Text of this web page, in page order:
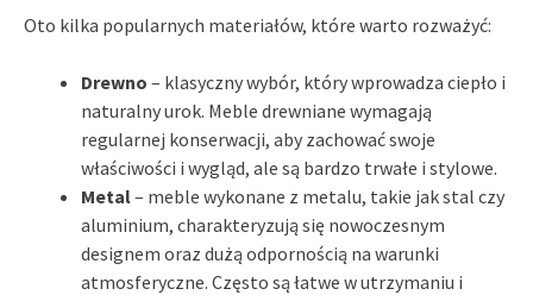
Oto kilka popularnych materiałów, które warto rozważyć:
Drewno – klasyczny wybór, który wprowadza ciepło i
naturalny urok. Meble drewniane wymagają
regularnej konserwacji, aby zachować swoje
właściwości i wygląd, ale są bardzo trwałe i stylowe.
Metal– meble wykonane z metalu, takie jak stal czy
aluminium, charakteryzują się nowoczesnym
designem oraz dużą odpornością na warunki
atmosferyczne. Często są łatwe w utrzymaniu i